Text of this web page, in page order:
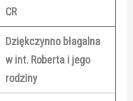
CR
Dziękczynno błagalna
w int. Roberta i jego
rodziny